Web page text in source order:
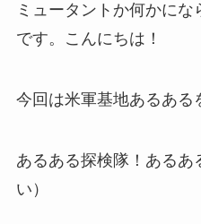
ミュータントか何かに
です。こんにちは！
今回は米軍基地あるある
あるある探検隊！あるあ
い）